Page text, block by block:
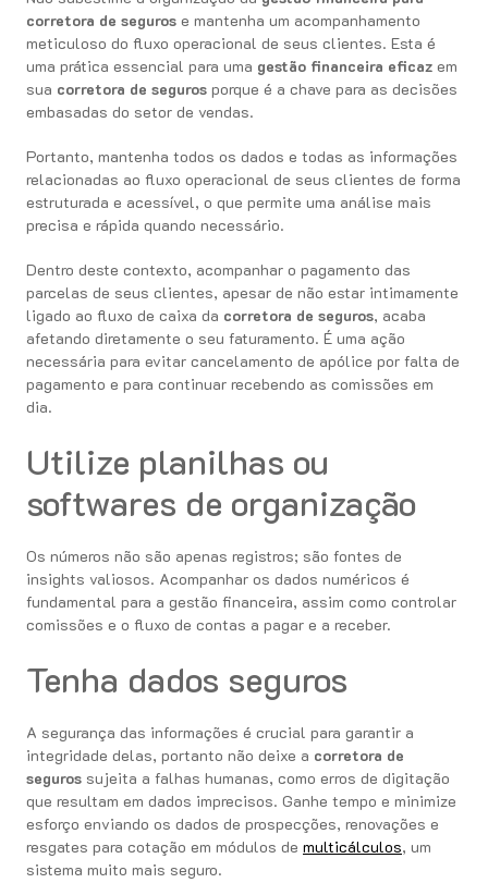
corretora de seguros e mantenha um acompanhamento
meticuloso do fluxo operacional de seus clientes. Esta é
uma prática essencial para uma gestão financeira eficaz em
sua corretora de seguros porque é a chave para as decisões
embasadas do setor de vendas.
Portanto, mantenha todos os dados e todas as informações
relacionadas ao fluxo operacional de seus clientes de forma
estruturada e acessível, o que permite uma análise mais
precisa e rápida quando necessário.
Dentro deste contexto, acompanhar o pagamento das
parcelas de seus clientes, apesar de não estar intimamente
ligado ao fluxo de caixa da corretora de seguros, acaba
afetando diretamente o seu faturamento. É uma ação
necessária para evitar cancelamento de apólice por falta de
pagamento e para continuar recebendo as comissões em
dia.
Utilize planilhas ou
softwares de organização
Os números não são apenas registros; são fontes de
insights valiosos. Acompanhar os dados numéricos é
fundamental para a gestão financeira, assim como controlar
comissões e o fluxo de contas a pagar e a receber.
Tenha dados seguros
A segurança das informações é crucial para garantir a
integridade delas, portanto não deixe a corretora de
seguros sujeita a falhas humanas, como erros de digitação
que resultam em dados imprecisos. Ganhe tempo e minimize
esforço enviando os dados de prospecções, renovações e
resgates para cotação em módulos de multicálculos, um
sistema muito mais seguro.